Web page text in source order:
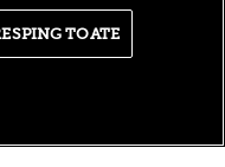
TOATE